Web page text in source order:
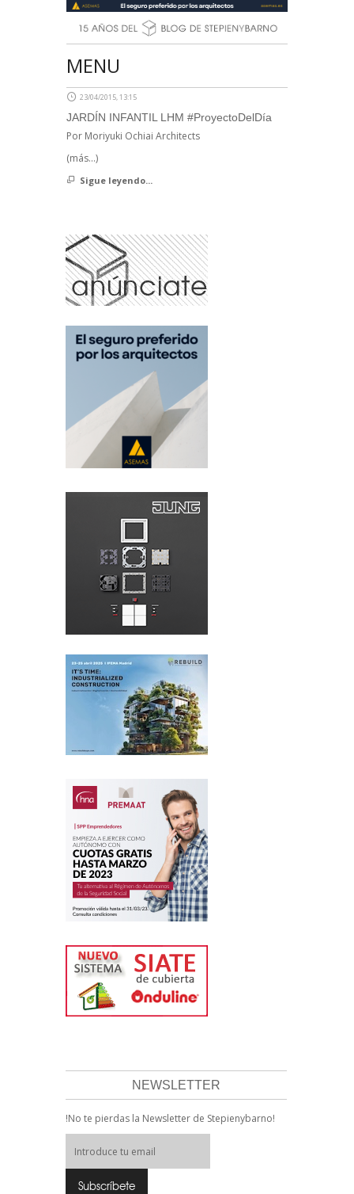
MENU
23/04/2015, 13:15
JARDÍN INFANTIL LHM #ProyectoDelDía
Por Moriyuki Ochiai Architects
(más…)
Sigue leyendo...
NEWSLETTER
!No te pierdas la Newsletter de Stepienybarno!